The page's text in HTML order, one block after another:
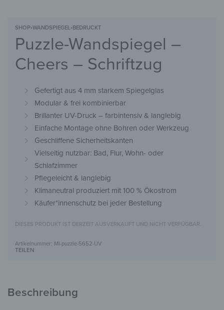
SHOP›WANDSPIEGEL›BEDRUCKT
Puzzle-Wandspiegel –
Cheers – Schriftzug
Gefertigt aus 4 mm starkem Spiegelglas
Modular & frei kombinierbar
Brillanter UV-Druck – farbintensiv & langlebig
Einfache Montage ohne Bohren oder Werkzeug
Geschliffene Sicherheitskanten
Vielseitig nutzbar: Bad, Flur, Wohn- oder
Schlafzimmer
Pflegeleicht & langlebig
Klimaneutral produziert mit 100 % Ökostrom
Käufer*innenschutz bei jeder Bestellung
DIESES PRODUKT IST DERZEIT AUSVERKAUFT UND NICHT VERFÜGBAR.
MI-puzzle-5652-UV
TEILEN
Beschreibung